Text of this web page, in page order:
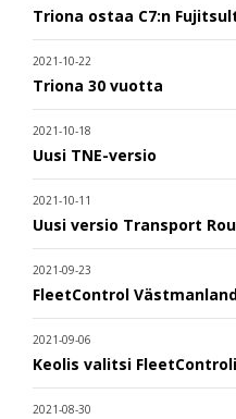
Triona ostaa C7:n
2021-10-22
Triona 30 vuotta
2021-10-18
Uusi TNE-versio
2021-10-11
Uusi versio Transport
2021-09-23
FleetControl
2021-09-06
Keolis valitsi
2021-08-30